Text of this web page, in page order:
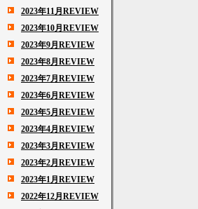
2023年11月REVIEW
2023年10月REVIEW
2023年9月REVIEW
2023年8月REVIEW
2023年7月REVIEW
2023年6月REVIEW
2023年5月REVIEW
2023年4月REVIEW
2023年3月REVIEW
2023年2月REVIEW
2023年1月REVIEW
2022年12月REVIEW